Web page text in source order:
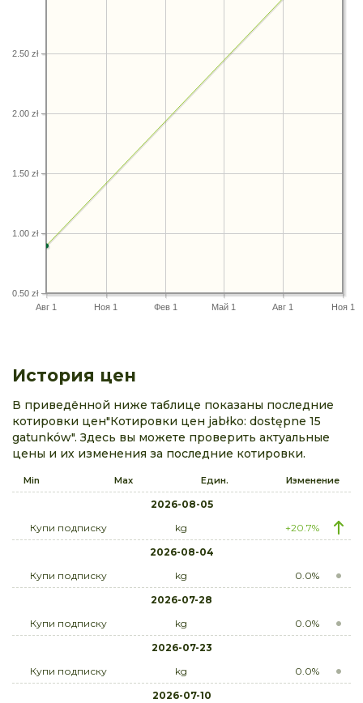
Авг 1 Ноя 1 Фев 1 Май 1 Авг 1 Ноя 1
0.50 zł
1.00 zł
1.50 zł
2.00 zł
2.50 zł
История цен
В приведённой ниже таблице показаны последние
котировки цен"Котировки цен jabłko: dostępne 15
gatunków". Здесь вы можете проверить актуальные
цены и их изменения за последние котировки.
Min Max Един. Изменение
2026-08-05
Купи подписку
kg
+20.7%
2026-08-04
Купи подписку
kg
0.0%
2026-07-28
Купи подписку
kg
0.0%
2026-07-23
Купи подписку
kg
0.0%
2026-07-10